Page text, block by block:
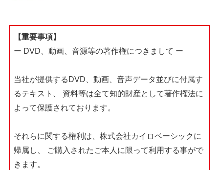
【重要事項】
ー DVD、動画、音源等の著作権につきまして ー
当社が提供するDVD、動画、音声データ並びに付属す
るテキスト、
資料等は全て知的財産として著作権法に
よって保護されております。
それらに関する権利は、株式会社カイロベーシックに
帰属し、
ご購入されたご本人に限って利用する事がで
きます。